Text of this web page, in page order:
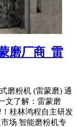
磨厂商_雷
磨粉机 (雷蒙磨) 通
文了解：雷蒙磨
桂林鸿程自主研发
场 智能磨粉机专